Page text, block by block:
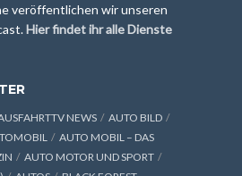
veröffentlichen wir unseren
Hier findet ihr alle Dienste
NEWS
AUTO BILD
AUTO MOBIL – DAS
AUTO MOTOR UND SPORT